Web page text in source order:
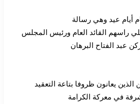
أيام عيد وهي رسالة
علي راسهم القائد العام ورئيس المجلس
عبد الفتاح البرهان
يعانون ظروفا بتاعة التعقيد
في معركة الكرامة